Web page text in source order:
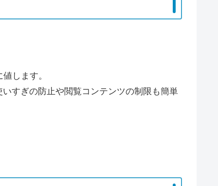
します。
すぎの防止や閲覧コンテンツの制限も簡単